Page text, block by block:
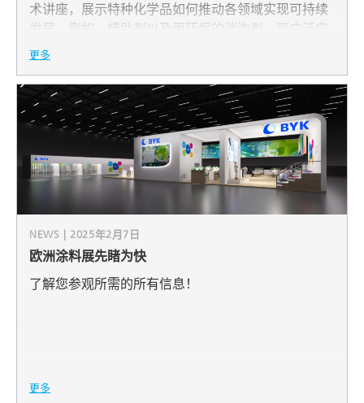
术讲座，展示特种化学品如何推动各领域实现可持续
发展。例如，蜡助剂以及更环保的消泡剂，可广泛应
用于液体和粉末涂料以及建筑领域，助力达成生态目
更多
NEWS | 2025年2月7日
欧洲涂料展先睹为快
了解您参观所需的所有信息！
更多